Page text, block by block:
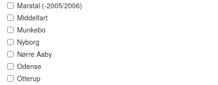
Marstal (-2005/2006)
Middelfart
Munkebo
Nyborg
Nørre Aaby
Odense
Otterup